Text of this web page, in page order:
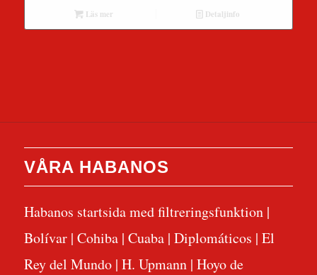
Läs mer Detaljinfo
VÅRA HABANOS
Habanos startsida med filtreringsfunktion|
Bolívar| Cohiba| Cuaba| Diplomáticos | El
Rey del Mundo| H. Upmann| Hoyo de